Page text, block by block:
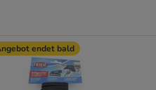
endet bald